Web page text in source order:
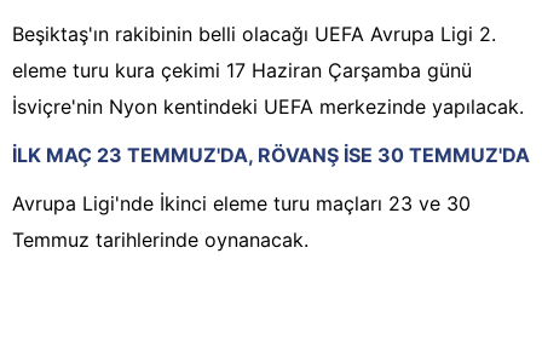
Beşiktaş'ın rakibinin belli olacağı UEFA Avrupa Ligi 2.
eleme turu kura çekimi 17 Haziran Çarşamba günü
İsviçre'nin Nyon kentindeki UEFA merkezinde yapılacak.
İLK MAÇ 23 TEMMUZ'DA, RÖVANŞ İSE 30 TEMMUZ'DA
Avrupa Ligi'nde İkinci eleme turu maçları 23 ve 30
Temmuz tarihlerinde oynanacak.